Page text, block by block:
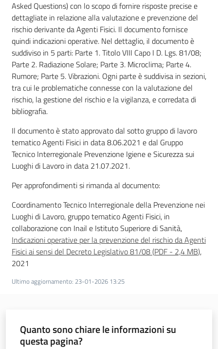
Servizi
Leggi Atti Bandi
Argomenti
Asked Questions) con lo scopo di fornire risposte precise e
dettagliate in relazione alla valutazione e prevenzione del
rischio derivante da Agenti Fisici. Il documento fornisce
quindi indicazioni operative. Nel dettaglio, il documento è
suddiviso in 5 parti: Parte 1. Titolo VIII Capo I D. Lgs. 81/08;
Parte 2. Radiazione Solare; Parte 3. Microclima; Parte 4.
Rumore; Parte 5. Vibrazioni. Ogni parte è suddivisa in sezioni,
tra cui le problematiche connesse con la valutazione del
rischio, la gestione del rischio e la vigilanza, e corredata di
bibliografia.
Il documento è stato approvato dal sotto gruppo di lavoro
tematico Agenti Fisici in data 8.06.2021 e dal Gruppo
Tecnico Interregionale Prevenzione Igiene e Sicurezza sui
Luoghi di Lavoro in data 21.07.2021.
Per approfondimenti si rimanda al documento:
Coordinamento Tecnico Interregionale della Prevenzione nei
Luoghi di Lavoro, gruppo tematico Agenti Fisici, in
collaborazione con Inail e Istituto Superiore di Sanità,
Indicazioni operative per la prevenzione del rischio da Agenti
Fisici ai sensi del Decreto Legislativo 81/08(PDF - 2,4 MB),
2021
Ultimo aggiornamento: 23-01-2026 13:25
Quanto sono chiare le informazioni su
questa pagina?